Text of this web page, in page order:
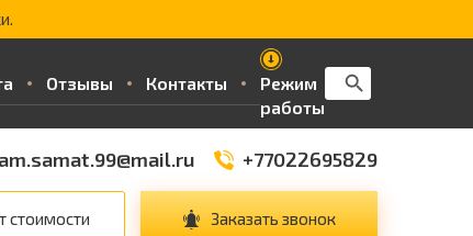
Отзывы Контакты
Режим
работы
Search
for:
Search Button
+77022695829
стоимости Заказать звонок